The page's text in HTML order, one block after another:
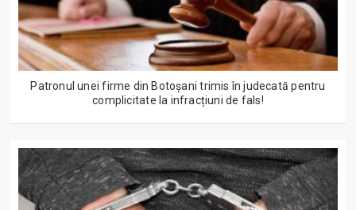
Patronul unei firme din Botoșani trimis în judecată pentru
complicitate la infracțiuni de fals!